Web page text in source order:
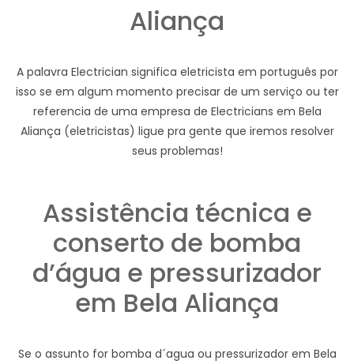
Aliança
A palavra Electrician significa eletricista em português por
isso se em algum momento precisar de um serviço ou ter
referencia de uma empresa de Electricians em Bela
Aliança (eletricistas) ligue pra gente que iremos resolver
seus problemas!
Assistência técnica e
conserto de bomba
d’água e pressurizador
em Bela Aliança
Se o assunto for bomba d´agua ou pressurizador em Bela